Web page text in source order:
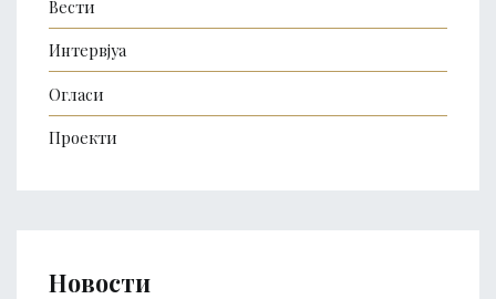
Вести
Интервјуа
Огласи
Проекти
Новости